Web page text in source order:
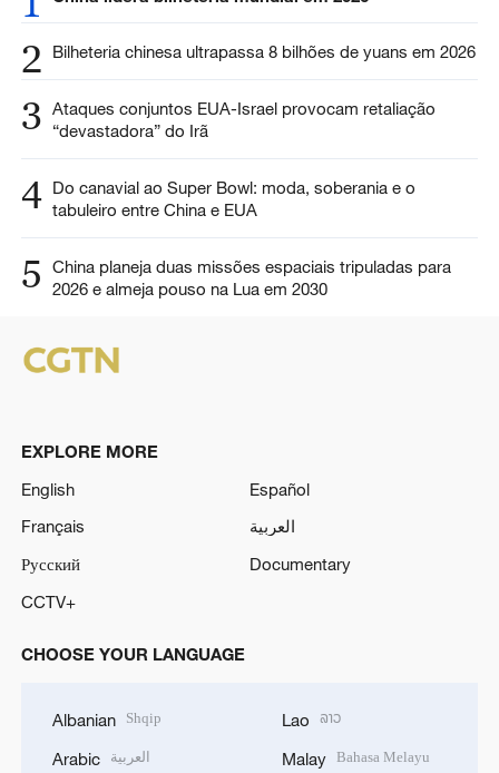
2 Bilheteria chinesa ultrapassa 8 bilhões de yuans em 2026
3 Ataques conjuntos EUA-Israel provocam retaliação
“devastadora” do Irã
4 Do canavial ao Super Bowl: moda, soberania e o
tabuleiro entre China e EUA
5
China planeja duas missões espaciais tripuladas para
2026 e almeja pouso na Lua em 2030
EXPLORE MORE
English
Español
Français
العربية
Русский
Documentary
CCTV+
CHOOSE YOUR LANGUAGE
Albanian Shqip
Arabic العربية
Lao ລາວ
Malay Bahasa Melayu